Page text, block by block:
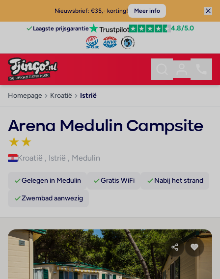
Nieuwsbrief: €35,- korting! Meer info
Laagste prijsgarantie 4.8/5.0
Homepage Kroatië Istrië
Arena Medulin Campsite
★★
Kroatië , Istrië , Medulin
Gelegen in Medulin Gratis WiFi Nabij het strand
Zwembad aanwezig